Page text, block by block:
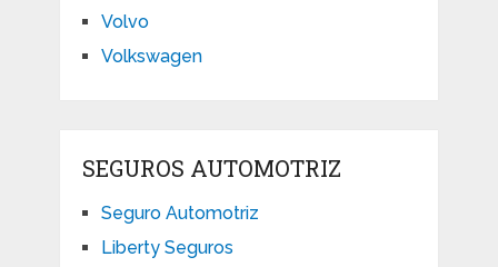
Volvo
Volkswagen
SEGUROS AUTOMOTRIZ
Seguro Automotriz
Liberty Seguros